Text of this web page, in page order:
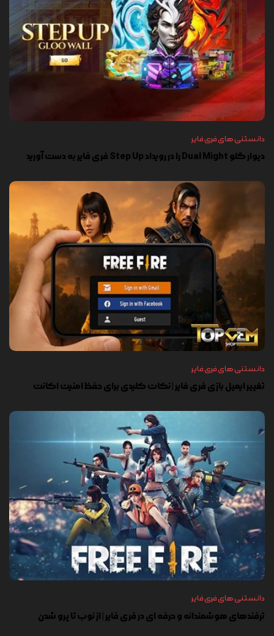
دانستنی های فری فایر
دیوار گلو Dual Might را در رویداد Step Up فری فایر به دست آورید
دانستنی های فری فایر
تغییر ایمیل بازی فری فایر | نکات کلیدی برای حفظ امنیت اکانت
دانستنی های فری فایر
ترفندهای هوشمندانه و حرفه ای در فری فایر | از نوب تا پرو شدن